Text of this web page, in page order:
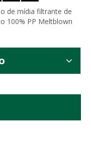
de mídia filtrante de
100% PP Meltblown